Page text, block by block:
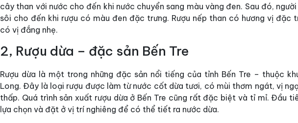
cây than với nước cho đến khi nước chuyển sang màu vàng đen. Sau đó,
sôi cho đến khi rượu có màu đen đặc trưng. Rượu nếp than có hương vị đặc
có vị đắng nhẹ.
2, Rượu dừa – đặc sản Bến Tre
Rượu dừa là một trong những đặc sản nổi tiếng của tỉnh Bến Tre – thuộc
Long. Đây là loại rượu được làm từ nước cốt dừa tươi, có mùi thơm ngát, vị
thấp. Quá trình sản xuất rượu dừa ở Bến Tre cũng rất đặc biệt và tỉ mỉ. Đầu
lựa chọn và đặt ở vị trí nghiêng để có thể tiết ra nước dừa.